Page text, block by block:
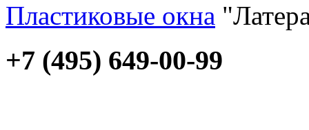
Пластиковые окна
+7 (495) 649-00-99